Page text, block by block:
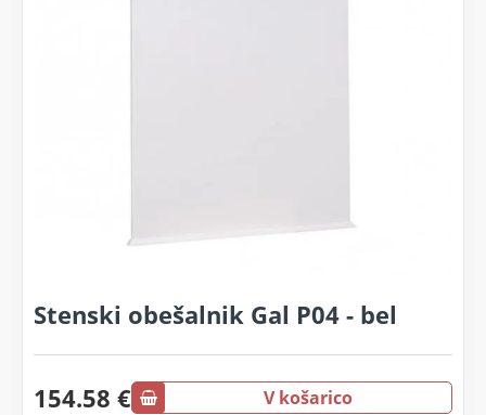
Stenski obešalnik Gal P04 - bel
154.58 € V košarico